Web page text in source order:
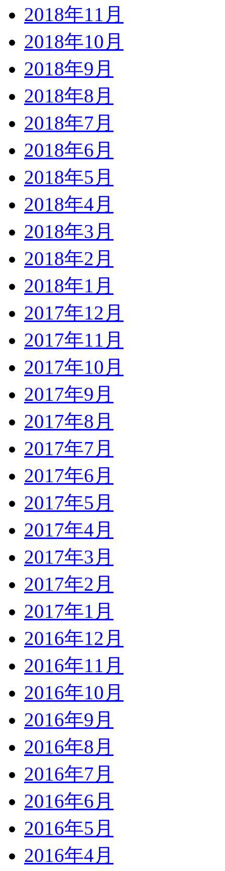
2018年11月
2018年10月
2018年9月
2018年8月
2018年7月
2018年6月
2018年5月
2018年4月
2018年3月
2018年2月
2018年1月
2017年12月
2017年11月
2017年10月
2017年9月
2017年8月
2017年7月
2017年6月
2017年5月
2017年4月
2017年3月
2017年2月
2017年1月
2016年12月
2016年11月
2016年10月
2016年9月
2016年8月
2016年7月
2016年6月
2016年5月
2016年4月